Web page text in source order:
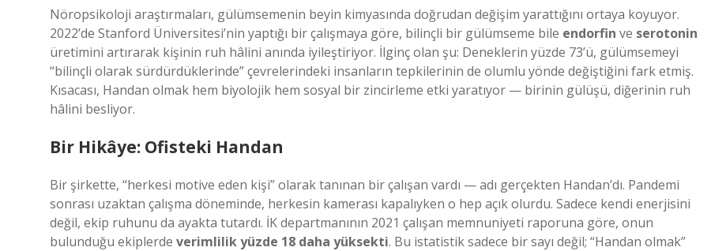
Nöropsikoloji araştırmaları, gülümsemenin beyin kimyasında doğrudan değişim yarattığını ortaya koyuyor.
2022’de Stanford Üniversitesi’nin yaptığı bir çalışmaya göre, bilinçli bir gülümseme bile endorfin ve serotonin
üretimini artırarak kişinin ruh hâlini anında iyileştiriyor. İlginç olan şu: Deneklerin yüzde 73’ü, gülümsemeyi
“bilinçli olarak sürdürdüklerinde” çevrelerindeki insanların tepkilerinin de olumlu yönde değiştiğini fark etmiş.
Kısacası, Handan olmak hem biyolojik hem sosyal bir zincirleme etki yaratıyor — birinin gülüşü, diğerinin ruh
hâlini besliyor.
Bir Hikâye: Ofisteki Handan
Bir şirkette, “herkesi motive eden kişi” olarak tanınan bir çalışan vardı — adı gerçekten Handan’dı. Pandemi
sonrası uzaktan çalışma döneminde, herkesin kamerası kapalıyken o hep açık olurdu. Sadece kendi enerjisini
değil, ekip ruhunu da ayakta tutardı. İK departmanının 2021 çalışan memnuniyeti raporuna göre, onun
bulunduğu ekiplerde verimlilik yüzde 18 daha yüksekti. Bu istatistik sadece bir sayı değil; “Handan olmak”